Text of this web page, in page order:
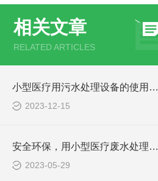
相关文章
RELATED ARTICLES
小型医疗用污水处理设备的使用注意事项
2023-12-15
安全环保，用小型医疗废水处理设备
2023-05-29